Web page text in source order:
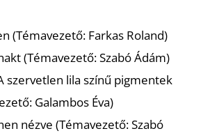
(Témavezető: Farkas Roland)
(Témavezető: Szabó Ádám)
szervetlen lila színű pigmentek
Galambos Éva)
nézve (Témavezető: Szabó